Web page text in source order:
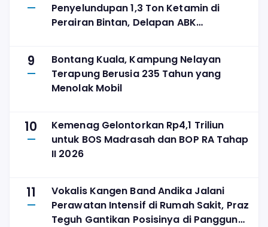
Penyelundupan 1,3 Ton Ketamin di
Perairan Bintan, Delapan ABK
9
Bontang Kuala, Kampung Nelayan
Terapung Berusia 235 Tahun yang
Menolak Mobil
10
Kemenag Gelontorkan Rp4,1 Triliun
untuk BOS Madrasah dan BOP RA Tahap
II 2026
11
Vokalis Kangen Band Andika Jalani
Perawatan Intensif di Rumah Sakit, Praz
Teguh Gantikan Posisinya di Panggung